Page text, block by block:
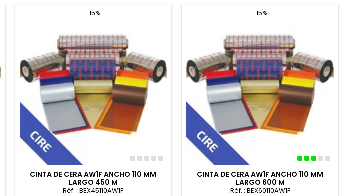
-15%
CINTA DE CERA AW1F ANCHO 110 MM
LARGO 450 M
Réf. : BEX45110AW1F
-15%
CINTA DE CERA AW1F ANCHO 110 MM
LARGO 600 M
Réf. : BEX60110AW1F